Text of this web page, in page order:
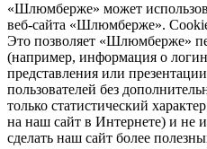
«Шлюмберже» может
веб-сайта «Шлюмберже».
Это позволяет «Шлюмберже»
(например, информация о
представления или
пользователей без
только статистический
на наш сайт в Интернете) и не
сделать наш сайт более